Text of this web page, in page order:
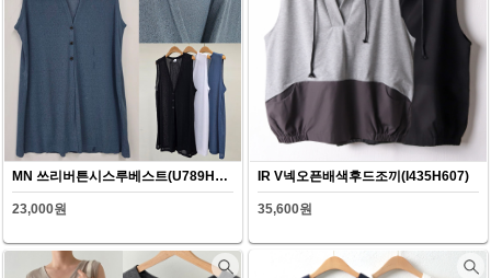
MN 쓰리버튼시스루베스트(U789H607)
23,000원
IR V넥오픈배색후드조끼(I435H607)
35,600원